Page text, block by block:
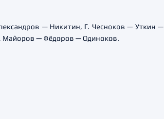
— Никитин, Г. Чесноков — Уткин —
Майоров — Фёдоров — Одиноков.